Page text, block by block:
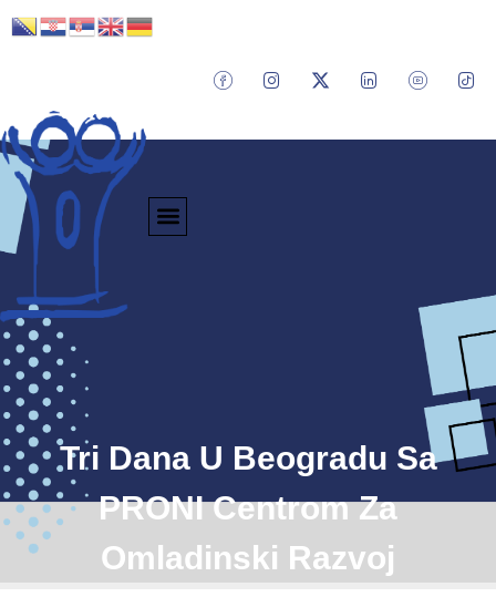
Tri Dana U Beogradu Sa
PRONI Centrom Za
Omladinski Razvoj